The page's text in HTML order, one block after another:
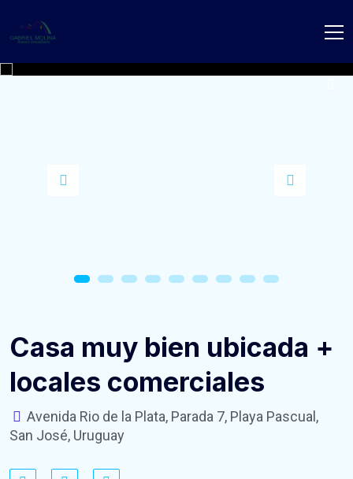
Casa muy bien ubicada +
locales comerciales
Avenida Rio de la Plata, Parada 7, Playa Pascual,
San José, Uruguay